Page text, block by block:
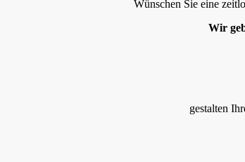
Wünschen Sie eine
Wir
gestalten